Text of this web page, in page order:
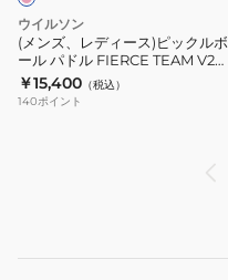
ッ
ク
ル
ボ
ウイルソン
(メンズ、レディース)ピックルボ
ール パドル FIERCE TEAM V2
PINK WR89139011U2
￥15,400 （税込）
140ポイント